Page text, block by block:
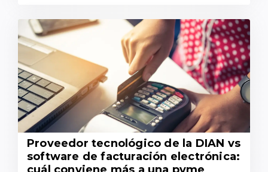
Proveedor tecnológico de la DIAN vs
software de facturación electrónica: